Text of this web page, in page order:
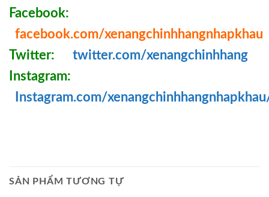
Facebook:
facebook.com/xenangchinhhangnhapkhau
Twitter:
twitter.com/xenangchinhhang
Instagram:
Instagram.com/
SẢN PHẨM TƯƠNG TỰ